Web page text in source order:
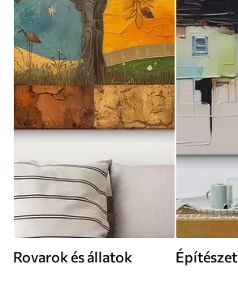
Rovarok és állatok Építészet